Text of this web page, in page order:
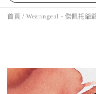
首頁 / Wearingeul - 傑佩托爺